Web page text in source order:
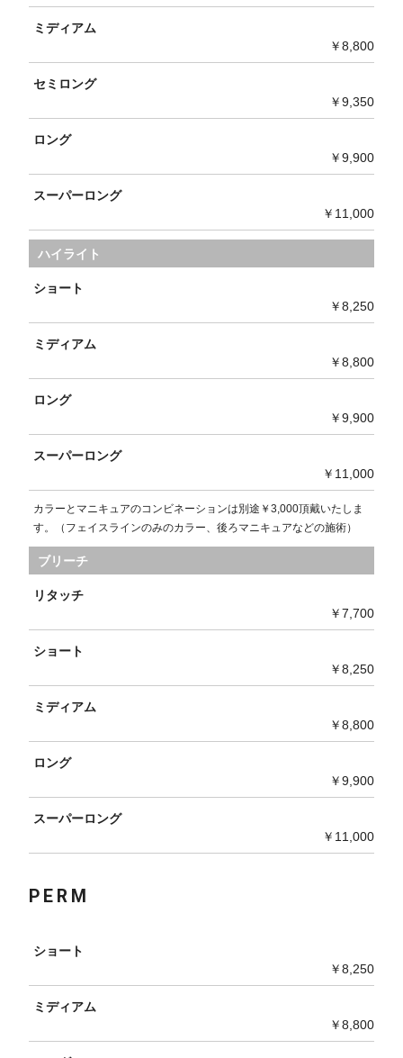
ミディアム
￥8,800
セミロング
￥9,350
ロング
￥9,900
スーパーロング
￥11,000
ハイライト
ショート
￥8,250
ミディアム
￥8,800
ロング
￥9,900
スーパーロング
￥11,000
カラーとマニキュアのコンビネーションは別途￥3,000頂戴いたしま
す。（フェイスラインのみのカラー、後ろマニキュアなどの施術）
ブリーチ
リタッチ
￥7,700
ショート
￥8,250
ミディアム
￥8,800
ロング
￥9,900
スーパーロング
￥11,000
PERM
ショート
￥8,250
ミディアム
￥8,800